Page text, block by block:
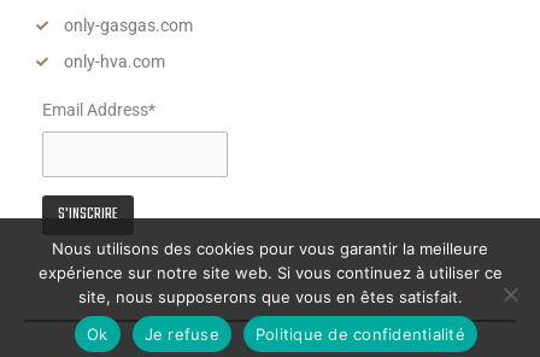
only-gasgas.com
only-hva.com
Email Address*
Nous utilisons des cookies pour vous garantir la meilleure
expérience sur notre site web. Si vous continuez à utiliser ce
site, nous supposerons que vous en êtes satisfait.
Ok
Je refuse Politique de confidentialité